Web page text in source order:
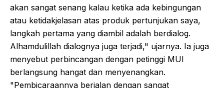
akan sangat senang kalau ketika ada kebingungan
atau ketidakjelasan atas produk pertunjukan saya,
langkah pertama yang diambil adalah berdialog.
Alhamdulillah dialognya juga terjadi," ujarnya. Ia juga
menyebut perbincangan dengan petinggi MUI
berlangsung hangat dan menyenangkan.
"Pembicaraannya berjalan dengan sangat